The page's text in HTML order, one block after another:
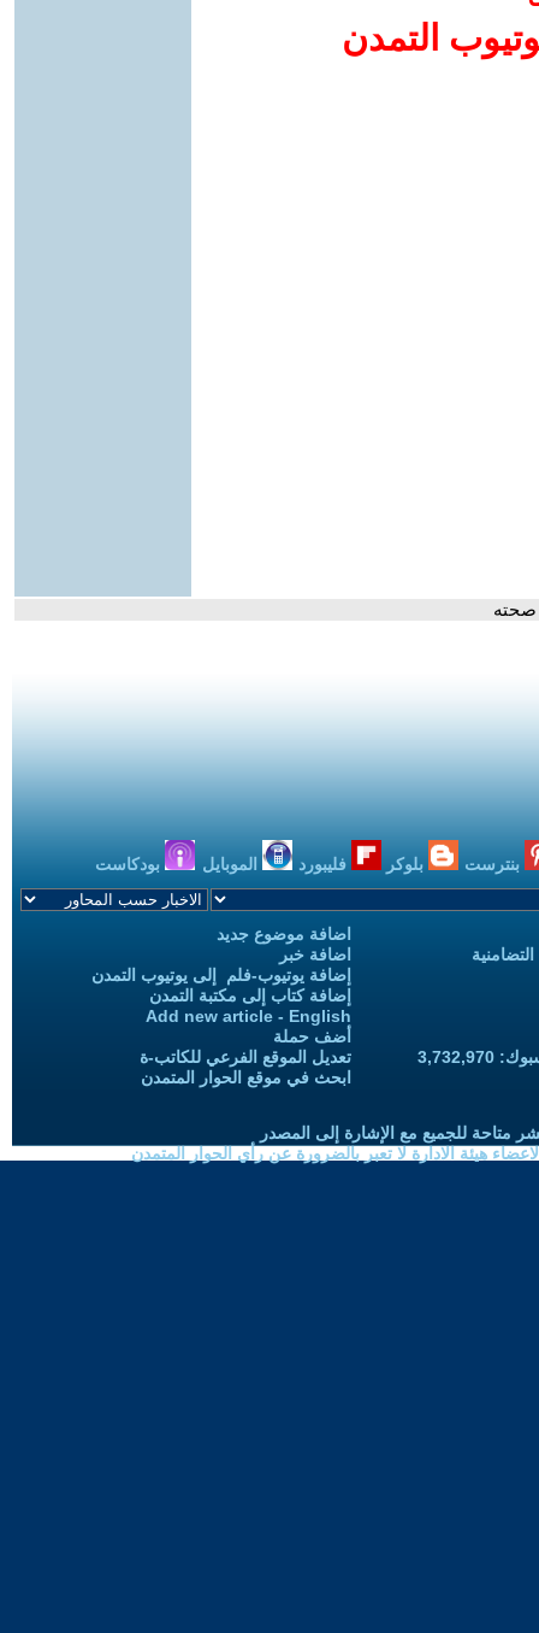
التمدن
صحته
بنترست بلوكر فليبورد الموبايل بودكاست
اضافة موضوع جديد
اضافة خبر
إضافة يوتيوب-فلم إلى يوتيوب التمدن
إضافة كتاب إلى مكتبة التمدن
Add new article - English
أضف حملة
تعديل الموقع الفرعي للكاتب-ة
ابحث في موقع الحوار المتمدن
متاحة للجميع مع الإشارة إلى المصدر
هيئة الادارة لا تعبر بالضرورة عن رأي الحوار المتمدن